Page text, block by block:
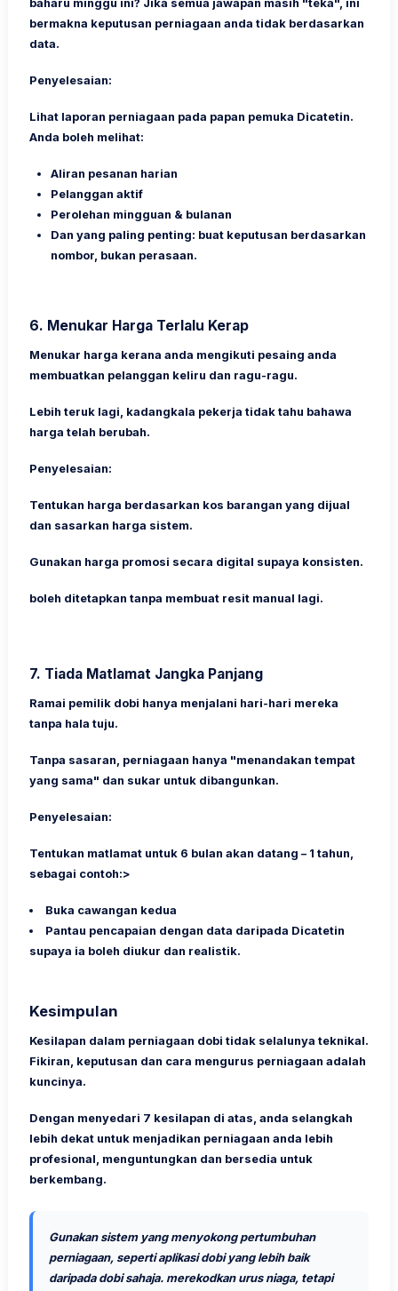
baharu minggu ini? Jika semua jawapan masih "teka", ini
bermakna keputusan perniagaan anda tidak berdasarkan
data.
Penyelesaian:
Lihat laporan perniagaan pada papan pemuka Dicatetin.
Anda boleh melihat:
Aliran pesanan harian
Pelanggan aktif
Perolehan mingguan & bulanan
Dan yang paling penting: buat keputusan berdasarkan
nombor, bukan perasaan.
6. Menukar Harga Terlalu Kerap
Menukar harga kerana anda mengikuti pesaing anda
membuatkan pelanggan keliru dan ragu-ragu.
Lebih teruk lagi, kadangkala pekerja tidak tahu bahawa
harga telah berubah.
Penyelesaian:
Tentukan harga berdasarkan kos barangan yang dijual
dan sasarkan harga sistem.
Gunakan harga promosi secara digital supaya konsisten.
boleh ditetapkan tanpa membuat resit manual lagi.
7. Tiada Matlamat Jangka Panjang
Ramai pemilik dobi hanya menjalani hari-hari mereka
tanpa hala tuju.
Tanpa sasaran, perniagaan hanya "menandakan tempat
yang sama" dan sukar untuk dibangunkan.
Penyelesaian:
Tentukan matlamat untuk 6 bulan akan datang – 1 tahun,
sebagai contoh:>
Buka cawangan kedua
Pantau pencapaian dengan data daripada Dicatetin
supaya ia boleh diukur dan realistik.
Kesimpulan
Kesilapan dalam perniagaan dobi tidak selalunya teknikal.
Fikiran, keputusan dan cara mengurus perniagaan adalah
kuncinya.
Dengan menyedari 7 kesilapan di atas, anda selangkah
lebih dekat untuk menjadikan perniagaan anda lebih
profesional, menguntungkan dan bersedia untuk
berkembang.
Gunakan sistem yang menyokong pertumbuhan
perniagaan, sepertiaplikasi dobi yang lebih baik
daripada dobi sahaja. merekodkan urus niaga, tetapi